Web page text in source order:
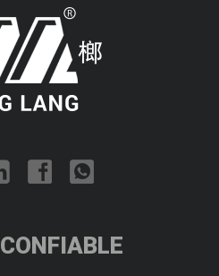
CONFIABLE